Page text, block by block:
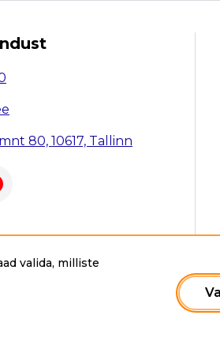
80, 10617, Tallinn
valida, milliste